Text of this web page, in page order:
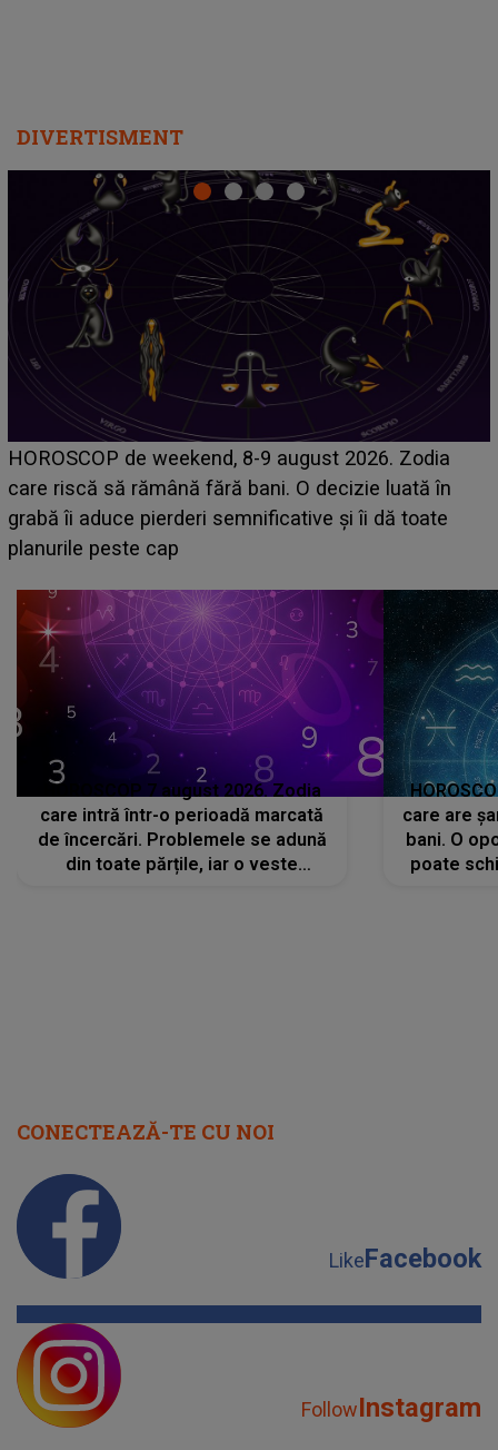
DIVERTISMENT
Emanuel a ținut ACEST DETALIU ASCUNS până
acum! În fața Alexandrei, concurentul din Casa Iubirii
face o MĂRTURISIRE NEAȘTEPTATĂ despre mama
sa: "I-am spus și ei în față, eu nu te iubesc pentru
HOROSCOP 7 august 2026. Zodia
care intră într-o perioadă marcată
de încercări. Problemele se adună
din toate părțile, iar o veste
care are
bani. O
poate
CONECTEAZĂ-TE CU NOI
LikeFacebook
FollowInstagram